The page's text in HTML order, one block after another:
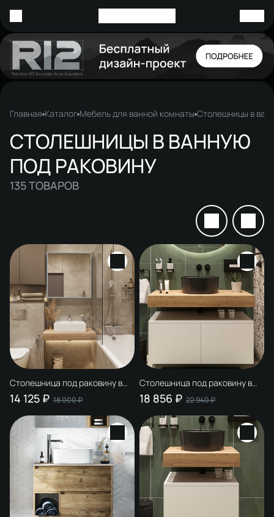
Главная Каталог Мебель для ванной комнаты Столешницы в
СТОЛЕШНИЦЫ В ВАННУЮ
ПОД РАКОВИНУ
135ТОВАРОВ
Столешница под раковину в
ванную STWORKI Ольборг 80
французский дуб, фанера
14 125 ₽ 18 000 ₽
Столешница под раковину в
ванную STWORKI Ольборг 100
французский дуб, фанера
18 856 ₽ 22 940 ₽